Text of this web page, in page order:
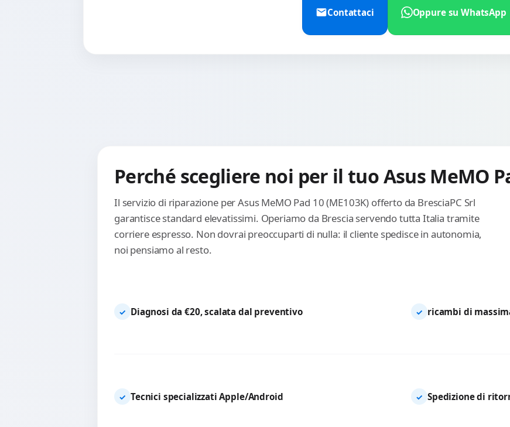
Contattaci Oppure su WhatsApp
Perché scegliere noi per il tuo Asus MeMO
Il servizio di riparazione per Asus MeMO Pad 10 (ME103K) offerto da BresciaPC Srl
garantisce standard elevatissimi. Operiamo da Brescia servendo tutta Italia tramite
corriere espresso. Non dovrai preoccuparti di nulla: il cliente spedisce in autonomia,
noi pensiamo al resto.
✓ Diagnosi da €20, scalata dal preventivo ✓ ricambi di
✓ Tecnici specializzati Apple/Android ✓ Spedizione di